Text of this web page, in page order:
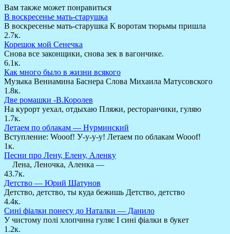
Вам также может понравиться
В воскресенье мать-старушка
В воскресенье мать-старушка К воротам тюрьмы пришла
2.7к.
Корешок мой Сенечка
Снова все законщики, снова зек в вагончике.
6.1к.
Как много было в жизни всякого
Музыка Вениамина Баснера Слова Михаила Матусовского
1.8к.
Две ромашки -В.Королев
На курорт уехал, отдыхаю Пляжи, ресторанчики, гуляю
1.7к.
Летаем по облакам — Нурминский
Вступление: Wooof! У-у-у-у! Летаем по облакам Wooof!
1к.
Песни про Лену, Елену, Аленку
Лена, Леночка, Аленка —
43.7к.
Детство — Юрий Шатунов
Детство, детство, ты куда бежишь Детство, детство
4.4к.
Сині фіалки понесу до Наталки — Данило
У чистому полі хлопчина гуляє І сині фіалки в букет
1.2к.